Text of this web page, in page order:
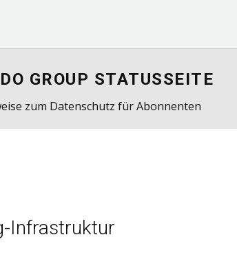
GROUP STATUSSEITE
zum Datenschutz für Abonnenten
Infrastruktur